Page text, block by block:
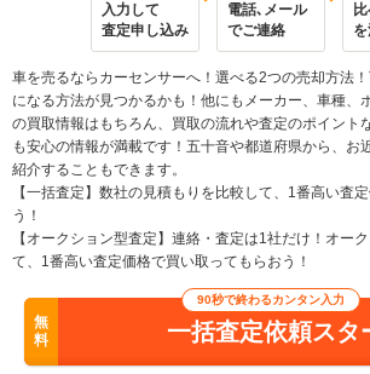
入力して
査定申し込み
電話､メール
でご連絡
車を売るならカーセンサーへ！選べる2つの売却方法
になる方法が見つかるかも！他にもメーカー、車種、
の買取情報はもちろん、買取の流れや査定のポイント
も安心の情報が満載です！五十音や都道府県から、お
紹介することもできます。
【一括査定】数社の見積もりを比較して、1番高い査
う！
【オークション型査定】連絡・査定は1社だけ！オー
て、1番高い査定価格で買い取ってもらおう！
無
料
90秒で終わるカンタン入力
一括査定依頼スタ